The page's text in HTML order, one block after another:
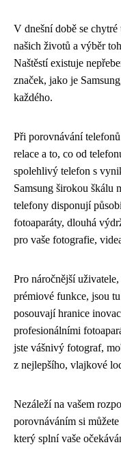
V dnešní době se
našich životů a výběr
Naštěstí existuje
značek, jako je
každého.
Při porovnávání
relace a to, co od
spolehlivý telefon s
Samsung širokou škálu
telefony disponují
fotoaparáty, dlouhá
pro vaše fotografie,
Pro náročnější
prémiové funkce, jsou
posouvají hranice
profesionálními
jste vášnivý fotograf,
z nejlepšího, vlajkové
Nezáleží na vašem
porovnáváním si
který splní vaše